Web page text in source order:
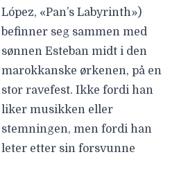
López, «Pan’s Labyrinth»)
befinner seg sammen med
sønnen Esteban midt i den
marokkanske ørkenen, på en
stor ravefest. Ikke fordi han
liker musikken eller
stemningen, men fordi han
leter etter sin forsvunne